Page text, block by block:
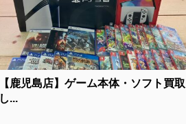
【鹿児島店】ゲーム本体・ソフト買
し...